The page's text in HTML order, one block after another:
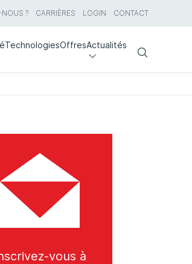
? CARRIÈRES LOGIN CONTACT
TechnologiesOffresActualités
Search
vous à